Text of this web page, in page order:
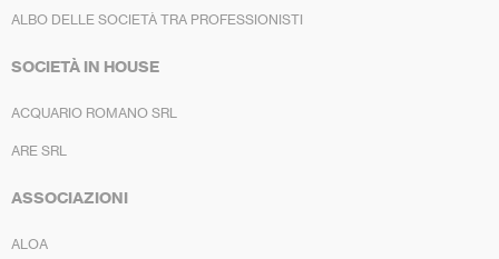
ALBO DELLE SOCIETÀ TRA PROFESSIONISTI
SOCIETÀ IN HOUSE
ACQUARIO ROMANO SRL
ARE SRL
ASSOCIAZIONI
ALOA